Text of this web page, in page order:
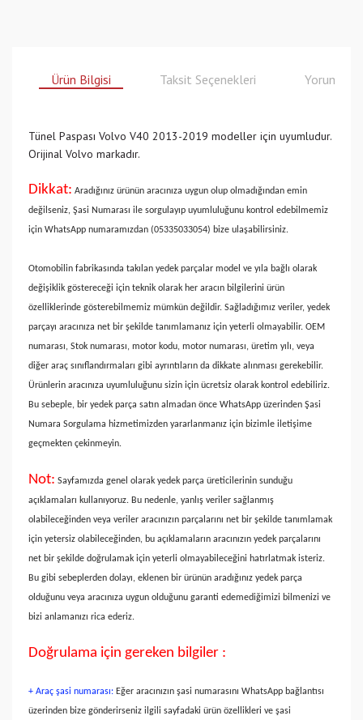
Ürün Bilgisi Taksit Seçenekleri Yorumlar
Tünel Paspası Volvo V40 2013-2019 modeller için uyumludur.
Orijinal Volvo markadır.
Dikkat: Aradığınız ürünün aracınıza uygun olup olmadığından emin
değilseniz, Şasi Numarası ile sorgulayıp uyumluluğunu kontrol edebilmemiz
için WhatsApp numaramızdan (05335033054) bize ulaşabilirsiniz.
Otomobilin fabrikasında takılan yedek parçalar model ve yıla bağlı olarak
değişiklik göstereceği için teknik olarak her aracın bilgilerini ürün
özelliklerinde gösterebilmemiz mümkün değildir. Sağladığımız veriler, yedek
parçayı aracınıza net bir şekilde tanımlamanız için yeterli olmayabilir. OEM
numarası, Stok numarası, motor kodu, motor numarası, üretim yılı, veya
diğer araç sınıflandırmaları gibi ayrıntıların da dikkate alınması gerekebilir.
Ürünlerin aracınıza uyumluluğunu sizin için ücretsiz olarak kontrol edebiliriz.
Bu sebeple, bir yedek parça satın almadan önce WhatsApp üzerinden Şasi
Numara Sorgulama hizmetimizden yararlanmanız için bizimle iletişime
geçmekten çekinmeyin.
Not: Sayfamızda genel olarak yedek parça üreticilerinin sunduğu
açıklamaları kullanıyoruz. Bu nedenle, yanlış veriler sağlanmış
olabileceğinden veya veriler aracınızın parçalarını net bir şekilde tanımlamak
için yetersiz olabileceğinden, bu açıklamaların aracınızın yedek parçalarını
net bir şekilde doğrulamak için yeterli olmayabileceğini hatırlatmak isteriz.
Bu gibi sebeplerden dolayı, eklenen bir ürünün aradığınız yedek parça
olduğunu veya aracınıza uygun olduğunu garanti edemediğimizi bilmenizi ve
bizi anlamanızı rica ederiz.
Doğrulama için gereken bilgiler :
+ Araç şasi numarası: Eğer aracınızın şasi numarasını WhatsApp bağlantısı
üzerinden bize gönderirseniz ilgili sayfadaki ürün özellikleri ve şasi